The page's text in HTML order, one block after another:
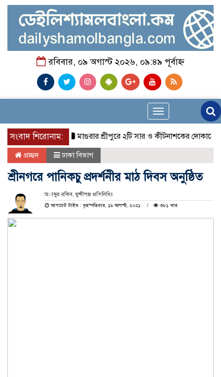
রবিবার, ০৯ অগাস্ট ২০২৬, ০৯:৪৯ পূর্বাহ্ন
Toggle
navigation
সংবাদ শিরোনাম:মাগুরার শ্রীপুরে ২টি সার ও কীটনাশকের দোকানে দুর্ধর্ষ
প্রচ্ছদ ঢাকা বিভাগ
শ্রীনগরে পানিকচু প্রদর্শনীর মাঠ দিবস অনুষ্ঠিত
অাব্দুর রকিব, মুন্সীগঞ্জ প্রতিনিধিঃ
আপডেট টাইম : বৃহস্পতিবার, ১৯ আগস্ট, ২০২১
৩৮১ বার